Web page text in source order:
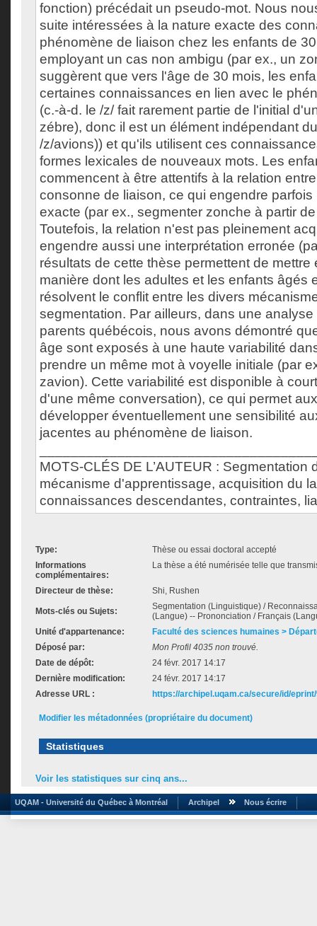
fonction) précédait un pseudo-mot. Nous
suite intéressées à la nature exacte des
phénomène de liaison chez les enfants de
employant un cas non ambigu (par ex., un
suggèrent que vers l'âge de 30 mois, les
certaines connaissances en lien avec le
(c.-à-d. le /z/ fait rarement partie de l'initial
zébre), donc il est un élément indépendant
/z/avions)) et qu'ils utilisent ces
formes lexicales de nouveaux mots. Les
commencent à être attentifs à la relation
consonne de liaison, ce qui engendre parfois
exacte (par ex., segmenter zonche à partir
Toutefois, la relation n'est pas pleinement
engendre aussi une interprétation erronée
résultats de cette thèse permettent de mettre
manière dont les adultes et les enfants âgés
résolvent le conflit entre les divers
segmentation. Par ailleurs, dans une
parents québécois, nous avons démontré
âge sont exposés à une haute variabilité
prendre un même mot à voyelle initiale (par
zavion). Cette variabilité est disponible à
d'une même conversation), ce qui permet
développer éventuellement une sensibilité
jacentes au phénomène de liaison.
MOTS-CLÉS DE L’AUTEUR : Segmentation
mécanisme d'apprentissage, acquisition du
connaissances descendantes, contraintes,
Type:
Thèse ou essai doctoral accepté
Informations
complémentaires:
La thèse a été numérisée telle que
Directeur de thèse: Shi, Rushen
Mots-clés ou Sujets:
Segmentation (Linguistique) /
(Langue) -- Prononciation / Français
Unité d'appartenance:
Faculté des sciences humaines >
Déposé par:
Mon Profil 4035 non trouvé.
Date de dépôt:
24 févr. 2017 14:17
Dernière modification:
24 févr. 2017 14:17
Adresse URL :
https://archipel.uqam.ca/secure/id/
Modifier les métadonnées (propriétaire du document)
Statistiques
Voir les statistiques sur cinq ans...
UQAM - Université du Québec à Montréal Archipel Nous écrire